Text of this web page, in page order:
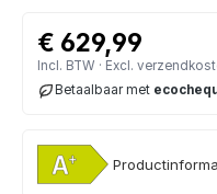
€ 629,99
Incl. BTW · Excl.
Betaalbaar met